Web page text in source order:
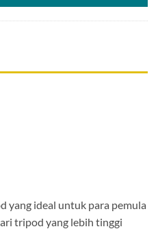
yang ideal untuk para pemula
tripod yang lebih tinggi